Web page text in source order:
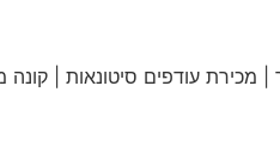
מכירת עודפים סיטונאות | קונה